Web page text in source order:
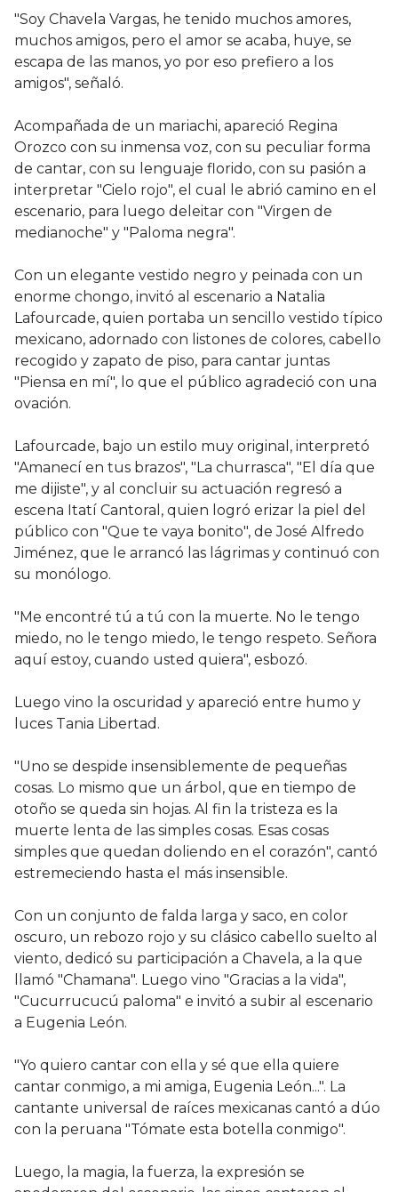
"Soy Chavela Vargas, he tenido muchos amores,
muchos amigos, pero el amor se acaba, huye, se
escapa de las manos, yo por eso prefiero a los
amigos", señaló.
Acompañada de un mariachi, apareció Regina
Orozco con su inmensa voz, con su peculiar forma
de cantar, con su lenguaje florido, con su pasión a
interpretar "Cielo rojo", el cual le abrió camino en el
escenario, para luego deleitar con "Virgen de
medianoche" y "Paloma negra".
Con un elegante vestido negro y peinada con un
enorme chongo, invitó al escenario a Natalia
Lafourcade, quien portaba un sencillo vestido típico
mexicano, adornado con listones de colores, cabello
recogido y zapato de piso, para cantar juntas
"Piensa en mí", lo que el público agradeció con una
ovación.
Lafourcade, bajo un estilo muy original, interpretó
"Amanecí en tus brazos", "La churrasca", "El día que
me dijiste", y al concluir su actuación regresó a
escena Itatí Cantoral, quien logró erizar la piel del
público con "Que te vaya bonito", de José Alfredo
Jiménez, que le arrancó las lágrimas y continuó con
su monólogo.
"Me encontré tú a tú con la muerte. No le tengo
miedo, no le tengo miedo, le tengo respeto. Señora
aquí estoy, cuando usted quiera", esbozó.
Luego vino la oscuridad y apareció entre humo y
luces Tania Libertad.
"Uno se despide insensiblemente de pequeñas
cosas. Lo mismo que un árbol, que en tiempo de
otoño se queda sin hojas. Al fin la tristeza es la
muerte lenta de las simples cosas. Esas cosas
simples que quedan doliendo en el corazón", cantó
estremeciendo hasta el más insensible.
Con un conjunto de falda larga y saco, en color
oscuro, un rebozo rojo y su clásico cabello suelto al
viento, dedicó su participación a Chavela, a la que
llamó "Chamana". Luego vino "Gracias a la vida",
"Cucurrucucú paloma" e invitó a subir al escenario
a Eugenia León.
"Yo quiero cantar con ella y sé que ella quiere
cantar conmigo, a mi amiga, Eugenia León...". La
cantante universal de raíces mexicanas cantó a dúo
con la peruana "Tómate esta botella conmigo".
Luego, la magia, la fuerza, la expresión se